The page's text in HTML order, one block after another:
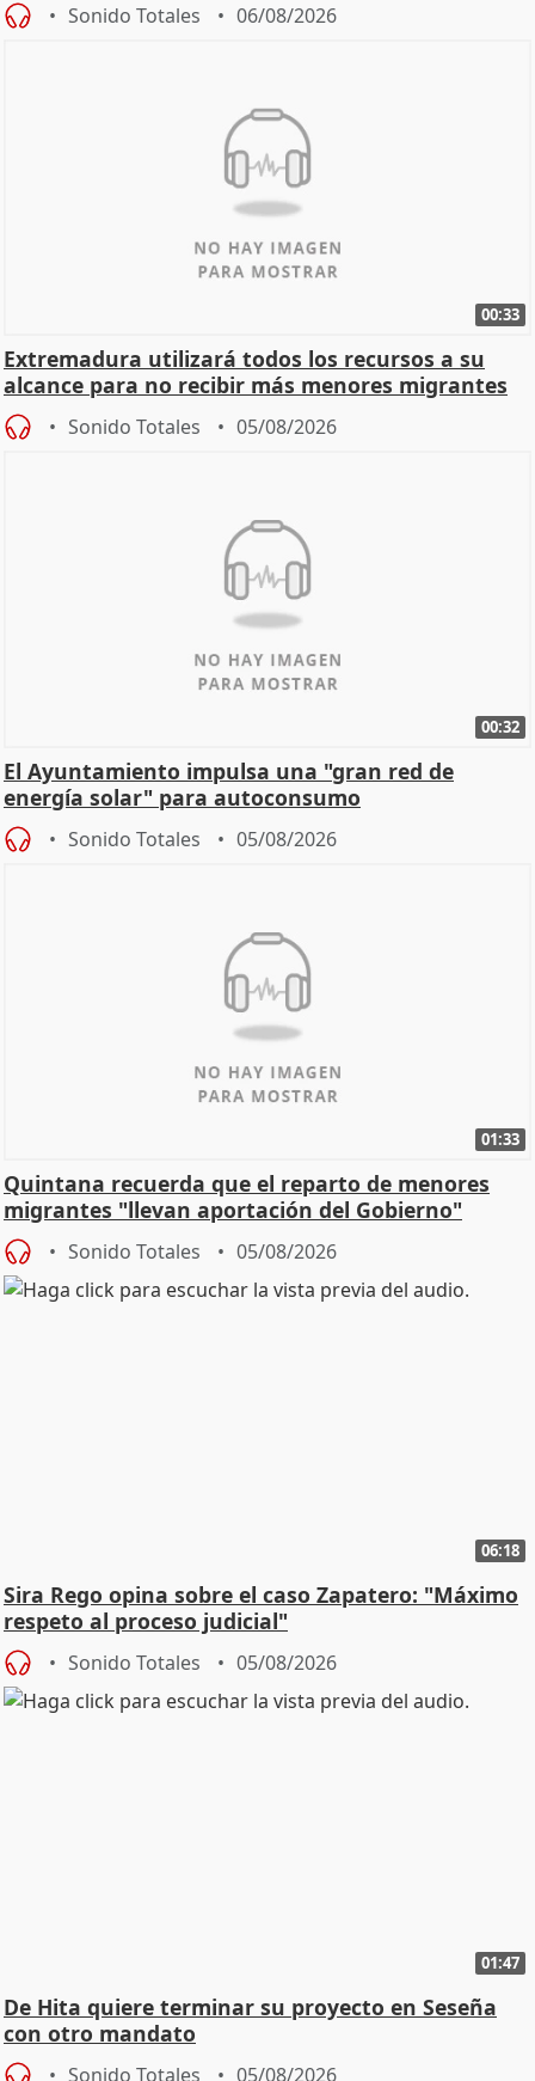
Sonido Totales 06/08/2026
00:33
Extremadura utilizará todos los recursos a su
alcance para no recibir más menores migrantes
Sonido Totales 05/08/2026
00:32
El Ayuntamiento impulsa una "gran red de
energía solar" para autoconsumo
Sonido Totales 05/08/2026
01:33
Quintana recuerda que el reparto de menores
migrantes "llevan aportación del Gobierno"
central
Sonido Totales 05/08/2026
06:18
Sira Rego opina sobre el caso Zapatero: "Máximo
respeto al proceso judicial"
Sonido Totales 05/08/2026
01:47
De Hita quiere terminar su proyecto en Seseña
con otro mandato
Sonido Totales 05/08/2026